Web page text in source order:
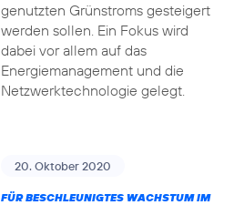
genutzten Grünstroms gesteigert
werden sollen. Ein Fokus wird
dabei vor allem auf das
Energiemanagement und die
Netzwerktechnologie gelegt.
20. Oktober 2020
FÜR BESCHLEUNIGTES WACHSTUM IM